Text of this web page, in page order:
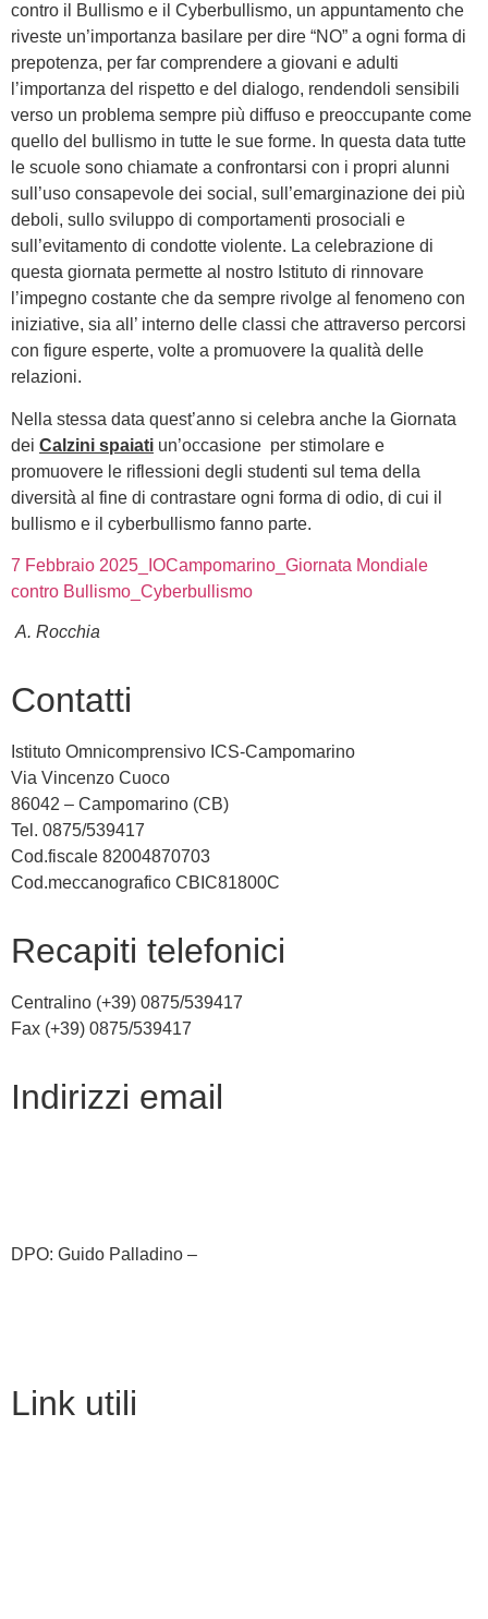
contro il Bullismo e il Cyberbullismo, un appuntamento che
riveste un’importanza basilare per dire “NO” a ogni forma di
prepotenza, per far comprendere a giovani e adulti
l’importanza del rispetto e del dialogo, rendendoli sensibili
verso un problema sempre più diffuso e preoccupante come
quello del bullismo in tutte le sue forme. In questa data tutte
le scuole sono chiamate a confrontarsi con i propri alunni
sull’uso consapevole dei social, sull’emarginazione dei più
deboli, sullo sviluppo di comportamenti prosociali e
sull’evitamento di condotte violente. La celebrazione di
questa giornata permette al nostro Istituto di rinnovare
l’impegno costante che da sempre rivolge al fenomeno con
iniziative, sia all’ interno delle classi che attraverso percorsi
con figure esperte, volte a promuovere la qualità delle
relazioni.
Nella stessa data quest’anno si celebra anche la Giornata
dei Calzini spaiati un’occasione per stimolare e
promuovere le riflessioni degli studenti sul tema della
diversità al fine di contrastare ogni forma di odio, di cui il
bullismo e il cyberbullismo fanno parte.
7 Febbraio 2025_IOCampomarino_Giornata Mondiale
contro Bullismo_Cyberbullismo
A. Rocchia
contatti
Istituto Omnicomprensivo ICS-Campomarino
Via Vincenzo Cuoco
86042 – Campomarino (CB)
Tel. 0875/539417
Cod.fiscale 82004870703
Cod.meccanografico CBIC81800C
recapiti telefonici
Centralino (+39) 0875/539417
Fax (+39) 0875/539417
indirizzi email
DPO: Guido Palladino –
link utili